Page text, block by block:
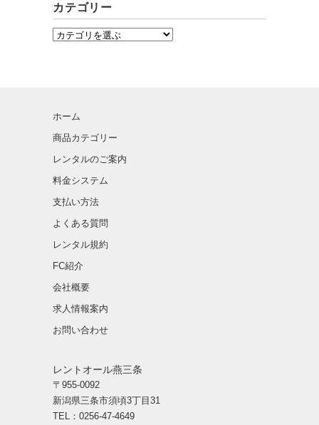
カテゴリー
ホーム
商品カテゴリー
レンタルのご案内
料金システム
支払い方法
よくある質問
レンタル規約
FC紹介
会社概要
求人情報案内
お問い合わせ
レントオール燕三条
〒955-0092
新潟県三条市須頃3丁目31
TEL：0256-47-4649